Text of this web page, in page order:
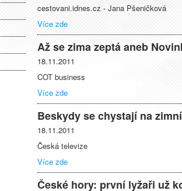
cestovani.idnes.cz - Jana Pšeničková
Více zde
Až se zima zeptá aneb
18.11.2011
COT business
Více zde
Beskydy se chystají na
18.11.2011
Česká televize
Více zde
České hory: první lyžaři už